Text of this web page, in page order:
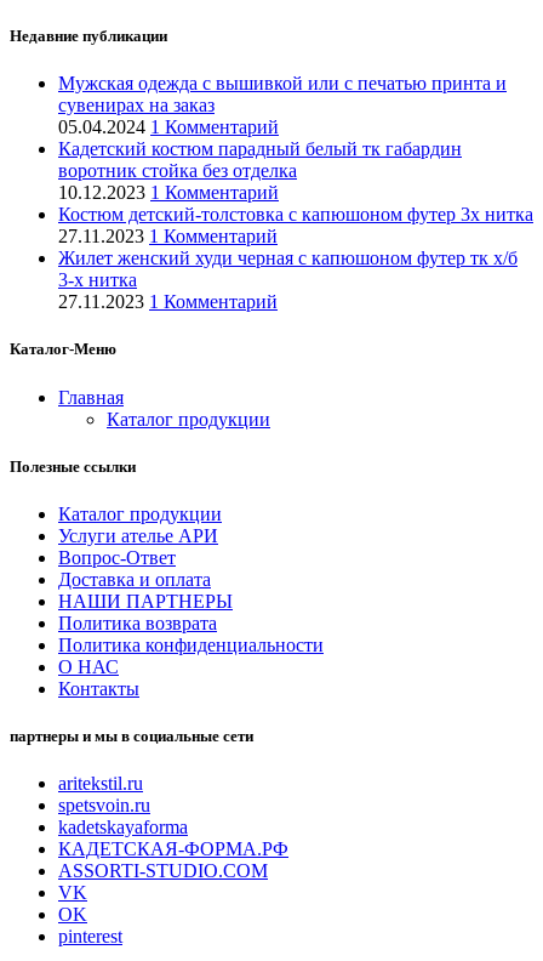
Недавние публикации
Мужская одежда с вышивкой или с печатью принта и
сувенирах на заказ
05.04.2024 1 Комментарий
Кадетский костюм парадный белый тк габардин
воротник стойка без отделка
10.12.2023 1 Комментарий
Костюм детский-толстовка с капюшоном футер 3х нитка
27.11.2023 1 Комментарий
Жилет женский худи черная с капюшоном футер тк х/б
3-х нитка
27.11.2023 1 Комментарий
Каталог-Меню
Главная
Каталог продукции
Полезные ссылки
Каталог продукции
Услуги ателье АРИ
Вопрос-Ответ
Доставка и оплата
НАШИ ПАРТНЕРЫ
Политика возврата
Политика конфиденциальности
О НАС
Контакты
партнеры и мы в социальные сети
aritekstil.ru
spetsvoin.ru
kadetskayaforma
КАДЕТСКАЯ-ФОРМА.РФ
ASSORTI-STUDIO.COM
VK
OK
pinterest